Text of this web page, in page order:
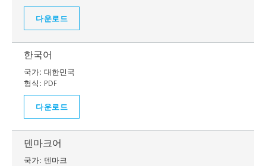
다운로드
한국어
국가: 대한민국
형식: PDF
다운로드
덴마크어
국가: 덴마크